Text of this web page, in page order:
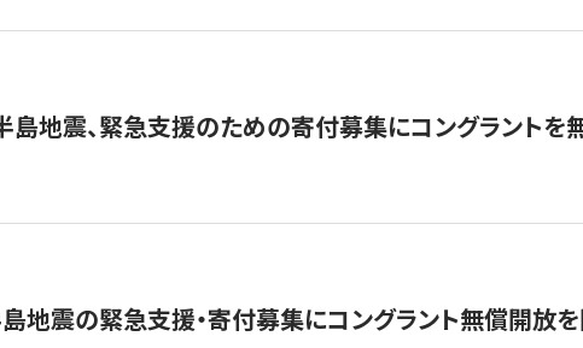
島地震、緊急支援のための寄付募集にコングラントを
地震の緊急支援・寄付募集にコングラント無償開放を